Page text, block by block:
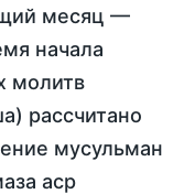
месяц —
начала
молитв
рассчитано
мусульман
аср